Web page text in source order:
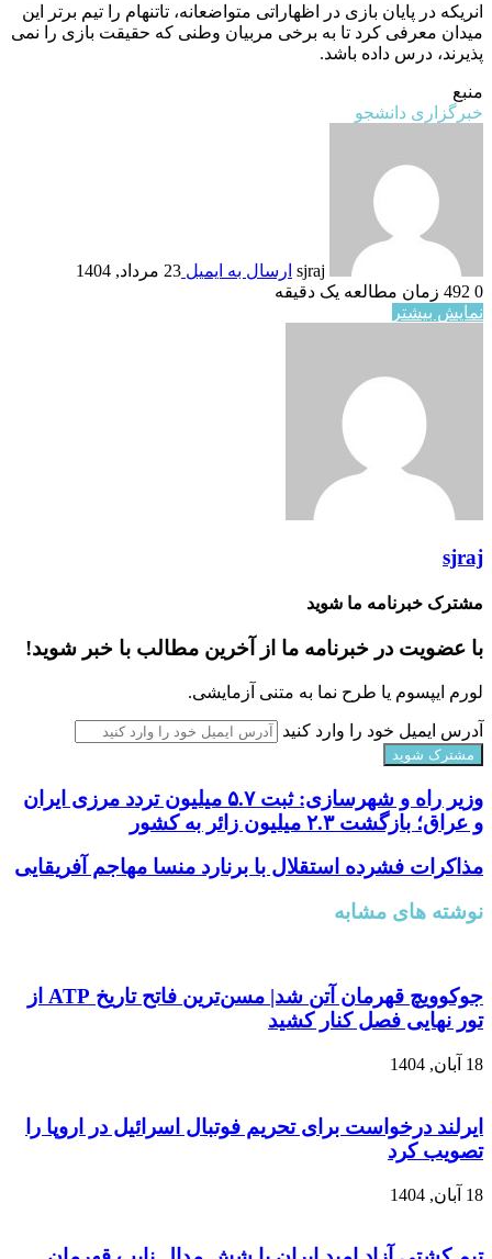
انریکه در پایان بازی در اظهاراتی متواضعانه، تاتنهام را تیم برتر این
میدان معرفی کرد تا به برخی مربیان وطنی که حقیقت بازی را نمی
پذیرند، درس داده باشد.
منبع
خبرگزاری دانشجو
sjraj ارسال به ایمیل 23 مرداد, 1404
0
زمان مطالعه یک دقیقه
نمایش بیشتر
sjraj
مشترک خبرنامه ما شوید
با عضویت در خبرنامه ما از آخرین مطالب با خبر شوید!
لورم ایپسوم یا طرح‌ نما به متنی آزمایشی.
آدرس ایمیل خود را وارد کنید
وزیر راه و شهرسازی: ثبت ۵.۷ میلیون تردد مرزی ایران
و عراق؛ بازگشت ۲.۳ میلیون زائر به کشور
مذاکرات فشرده استقلال با برنارد منسا مهاجم آفریقایی
نوشته های مشابه
جوکوویچ قهرمان آتن شد| مسن‌ترین فاتح تاریخ ATP از
تور نهایی فصل کنار کشید
18 آبان, 1404
ایرلند درخواست برای تحریم فوتبال اسرائیل در اروپا را
تصویب کرد
18 آبان, 1404